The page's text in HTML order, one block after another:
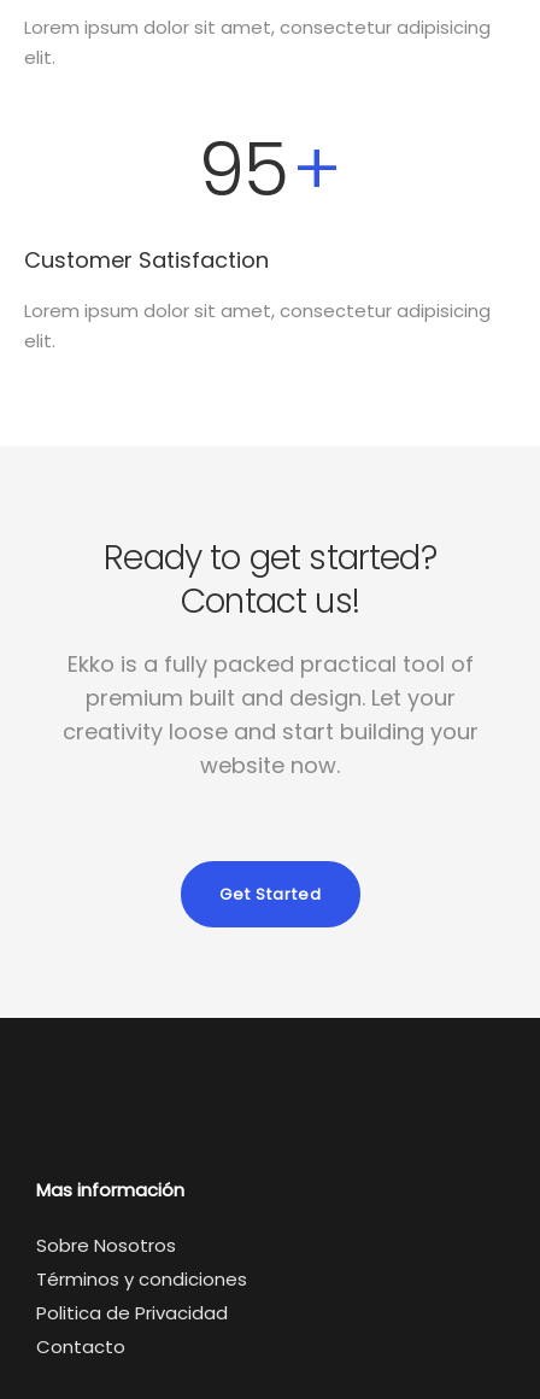
Lorem ipsum dolor sit amet, consectetur adipisicing
elit.
95+
Customer Satisfaction
Lorem ipsum dolor sit amet, consectetur adipisicing
elit.
Ready to get started?
Contact us!
Ekko is a fully packed practical tool of
premium built and design. Let your
creativity loose and start building your
website now.
Get Started
Mas información
Sobre Nosotros
Términos y condiciones
Politica de Privacidad
Contacto